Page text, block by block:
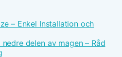
– Enkel Installation och
delen av magen – Råd